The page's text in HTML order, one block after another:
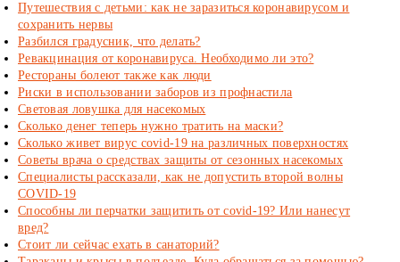
Путешествия с детьми: как не заразиться коронавирусом и
сохранить нервы
Разбился градусник, что делать?
Ревакцинация от коронавируса. Необходимо ли это?
Рестораны болеют также как люди
Риски в использовании заборов из профнастила
Световая ловушка для насекомых
Сколько денег теперь нужно тратить на маски?
Сколько живет вирус covid-19 на различных поверхностях
Советы врача о средствах защиты от сезонных насекомых
Специалисты рассказали, как не допустить второй волны
COVID-19
Способны ли перчатки защитить от covid-19? Или нанесут
вред?
Стоит ли сейчас ехать в санаторий?